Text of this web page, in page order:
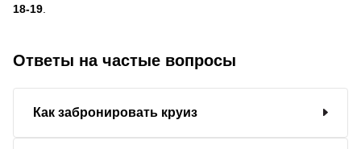
18-19
Ответы на частые вопросы
Как забронировать круиз